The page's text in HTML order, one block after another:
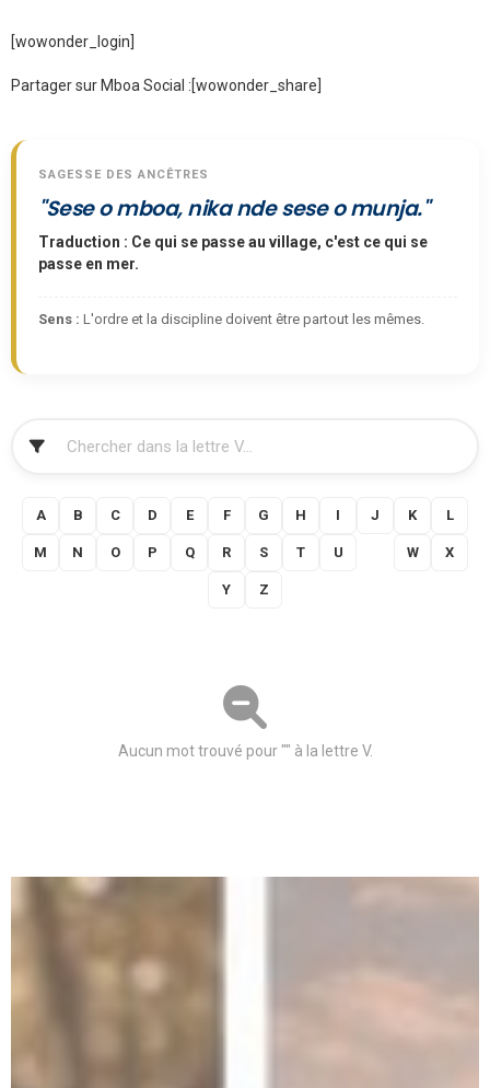
[wowonder_login]
Partager sur Mboa Social :[wowonder_share]
SAGESSE DES ANCÊTRES
"Sese o mboa, nika nde sese o munja."
Traduction : Ce qui se passe au village, c'est ce qui se
passe en mer.
Sens : L'ordre et la discipline doivent être partout les mêmes.
A B C D E F G H I J K L
M N O P Q R S T U W X
Y Z
Aucun mot trouvé pour "" à la lettre V.